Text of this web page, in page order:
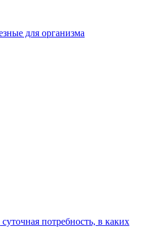
для организма
потребность, в каких